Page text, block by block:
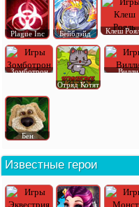
Plague Inc Бейблэйд Клеш
Зомботрон
Отряд Котят
Вилли
Бен
Известные герои